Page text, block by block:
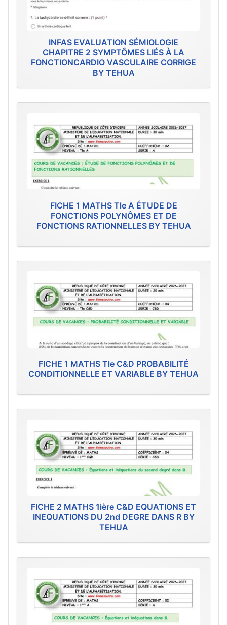
INFAS EVALUATION SÉMIOLOGIE
CHAPITRE 2 SYMPTÔMES LIÉS À LA
FONCTIONCARDIO VASCULAIRE CORRIGE
BY TEHUA
FICHE 1 MATHS Tle A ÉTUDE DE
FONCTIONS POLYNÔMES ET DE
FONCTIONS RATIONNELLES BY TEHUA
FICHE 1 MATHS Tle C&D PROBABILITÉ
CONDITIONNELLE ET VARIABLE BY TEHUA
FICHE 2 MATHS 1ière C&D EQUATIONS ET
INEQUATIONS DU 2nd DEGRE DANS R BY
TEHUA